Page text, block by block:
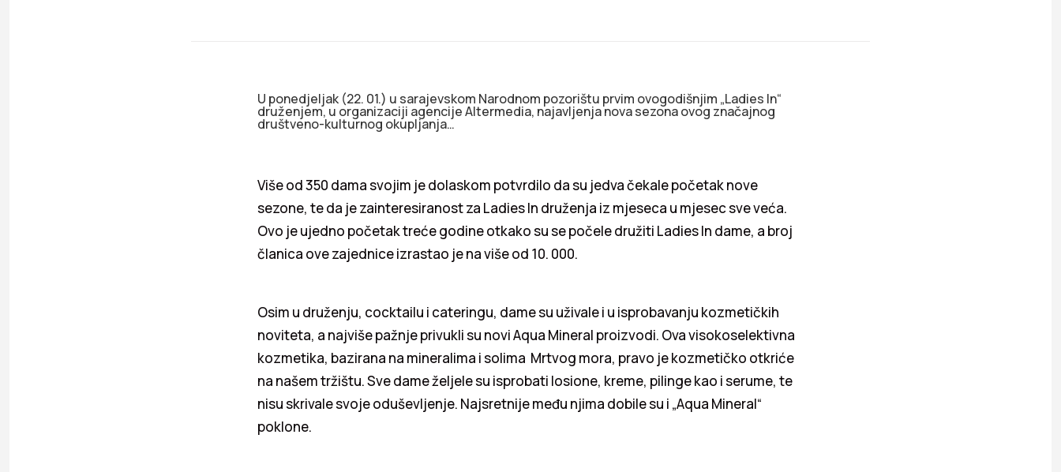
U ponedjeljak (22. 01.) u sarajevskom Narodnom pozorištu prvim ovogodišnjim „Ladies In“
druženjem, u organizaciji agencije Altermedia, najavljenja nova sezona ovog značajnog
društveno-kulturnog okupljanja…
Više od 350 dama svojim je dolaskom potvrdilo da su jedva čekale početak nove
sezone, te da je zainteresiranost za Ladies In druženja iz mjeseca u mjesec sve veća.
Ovo je ujedno početak treće godine otkako su se počele družiti Ladies In dame, a broj
članica ove zajednice izrastao je na više od 10. 000.
Osim u druženju, cocktailu i cateringu, dame su uživale i u isprobavanju kozmetičkih
noviteta, a najviše pažnje privukli su novi Aqua Mineral proizvodi. Ova visokoselektivna
kozmetika, bazirana na mineralima i solima Mrtvog mora, pravo je kozmetičko otkriće
na našem tržištu. Sve dame željele su isprobati losione, kreme, pilinge kao i serume, te
nisu skrivale svoje oduševljenje. Najsretnije među njima dobile su i „Aqua Mineral“
poklone.